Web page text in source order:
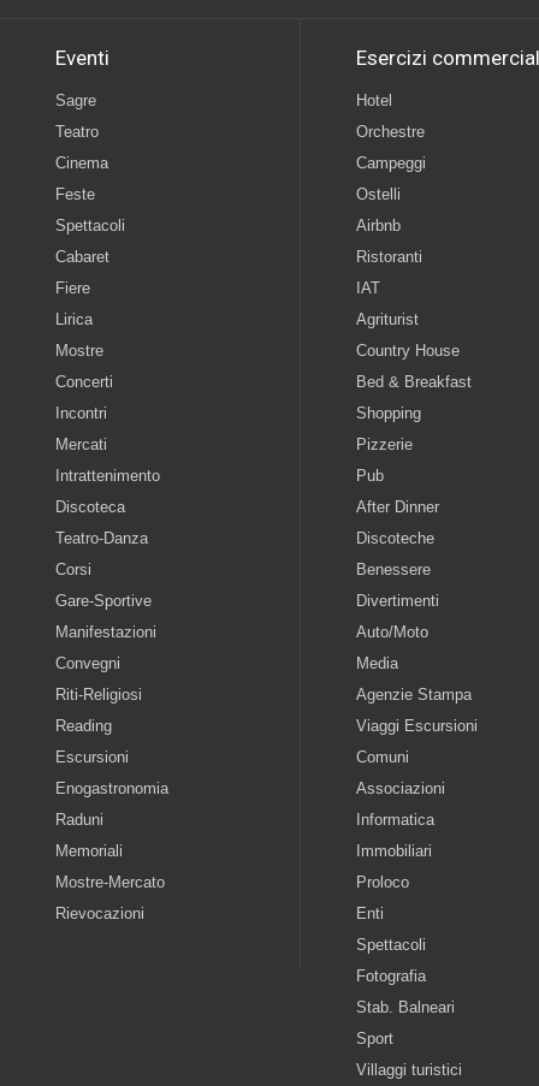
Eventi
Sagre
Teatro
Cinema
Feste
Spettacoli
Cabaret
Fiere
Lirica
Mostre
Concerti
Incontri
Mercati
Intrattenimento
Discoteca
Teatro-Danza
Corsi
Gare-Sportive
Manifestazioni
Convegni
Riti-Religiosi
Reading
Escursioni
Enogastronomia
Raduni
Memoriali
Mostre-Mercato
Rievocazioni
Esercizi
Hotel
Orchestre
Campeggi
Ostelli
Airbnb
Ristoranti
IAT
Agriturist
Country House
Bed & Breakfast
Shopping
Pizzerie
Pub
After Dinner
Discoteche
Benessere
Divertimenti
Auto/Moto
Media
Agenzie Stampa
Viaggi Escursioni
Comuni
Associazioni
Informatica
Immobiliari
Proloco
Enti
Spettacoli
Fotografia
Stab. Balneari
Sport
Villaggi turistici